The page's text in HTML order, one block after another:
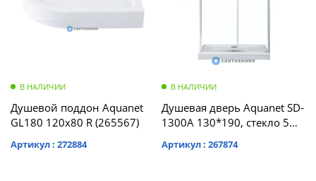
В НАЛИЧИИ
Душевой поддон Aquanet
GL180 120x80 R (265567)
Артикул : 272884
В НАЛИЧИИ
Душевая дверь Aquanet SD-
1300A 130*190, стекло 5
Артикул : 267874